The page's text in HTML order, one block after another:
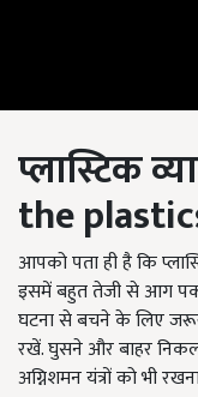
प्लास्टिक
the
आपको पता ही है कि
इसमें बहुत तेजी से आग
घटना से बचने के लिए
रखें. घुसने और बाहर
अग्निशमन यंत्रों को भी